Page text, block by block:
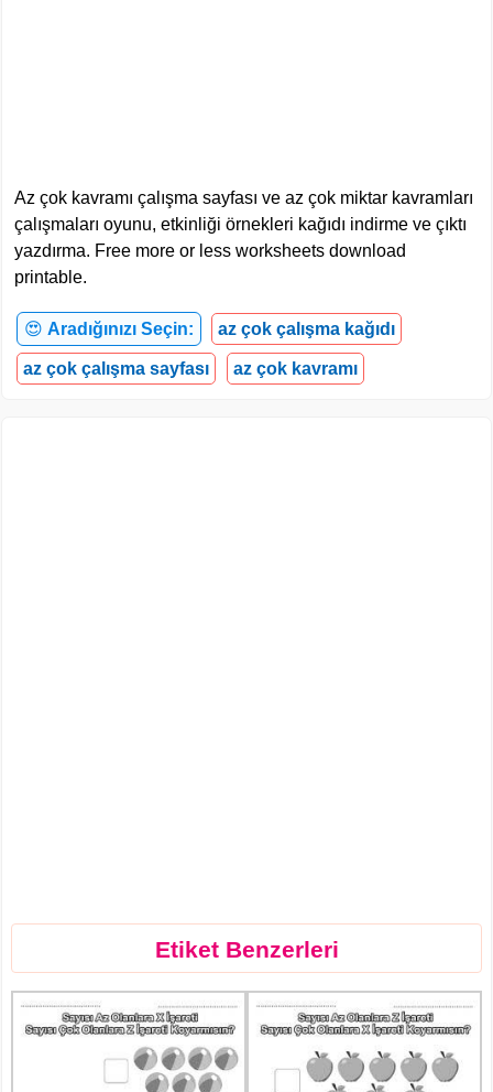
Az çok kavramı çalışma sayfası ve az çok miktar kavramları
çalışmaları oyunu, etkinliği örnekleri kağıdı indirme ve çıktı
yazdırma. Free more or less worksheets download
printable.
😍 Aradığınızı Seçin: az çok çalışma kağıdı
az çok çalışma sayfası az çok kavramı
Etiket Benzerleri